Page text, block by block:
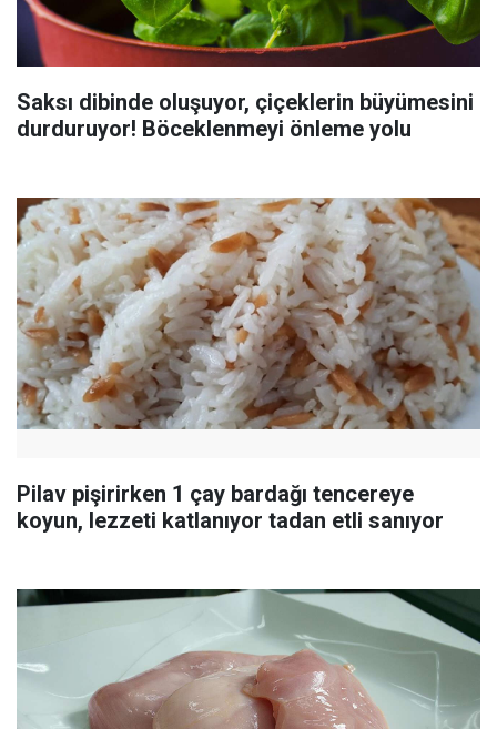
Saksı dibinde oluşuyor, çiçeklerin büyümesini
durduruyor! Böceklenmeyi önleme yolu
Pilav pişirirken 1 çay bardağı tencereye
koyun, lezzeti katlanıyor tadan etli sanıyor